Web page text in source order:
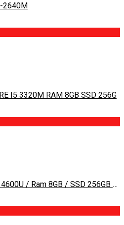
2640M
I5 3320M RAM 8GB SSD 256G
/ Ram 8GB / SSD 256GB /